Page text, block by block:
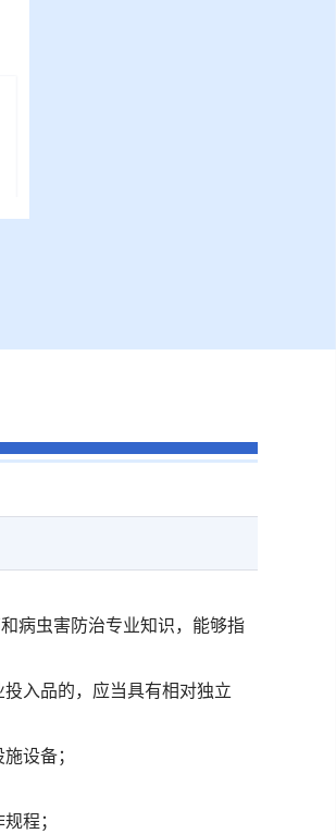
病虫害防治专业知识，能够指
入品的，应当具有相对独立
设备；
程；